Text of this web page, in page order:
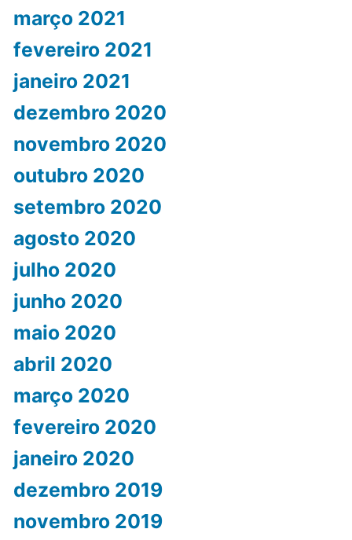
março 2021
fevereiro 2021
janeiro 2021
dezembro 2020
novembro 2020
outubro 2020
setembro 2020
agosto 2020
julho 2020
junho 2020
maio 2020
abril 2020
março 2020
fevereiro 2020
janeiro 2020
dezembro 2019
novembro 2019